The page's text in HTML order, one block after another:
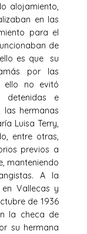
alojamiento,
en las
para el
de
es que su
por las
ello no evitó
detenidas e
las hermanas
Luisa Terry,
entre otras,
previos a
manteniendo
A la
Vallecas y
de 1936
la checa de
su hermana